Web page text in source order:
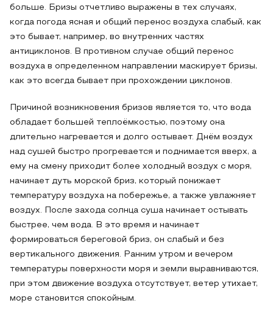
больше. Бризы отчетливо выражены в тех случаях,
когда погода ясная и общий перенос воздуха слабый, как
это бывает, например, во внутренних частях
антициклонов. В противном случае общий перенос
воздуха в определенном направлении маскирует бризы,
как это всегда бывает при прохождении циклонов.
Причиной возникновения бризов является то, что вода
обладает большей теплоёмкостью, поэтому она
длительно нагревается и долго остывает. Днём воздух
над сушей быстро прогревается и поднимается вверх, а
ему на смену приходит более холодный воздух с моря,
начинает дуть морской бриз, который понижает
температуру воздуха на побережье, а также увлажняет
воздух. После захода солнца суша начинает остывать
быстрее, чем вода. В это время и начинает
формироваться береговой бриз, он слабый и без
вертикального движения. Ранним утром и вечером
температуры поверхности моря и земли выравниваются,
при этом движение воздуха отсутствует, ветер утихает,
море становится спокойным.